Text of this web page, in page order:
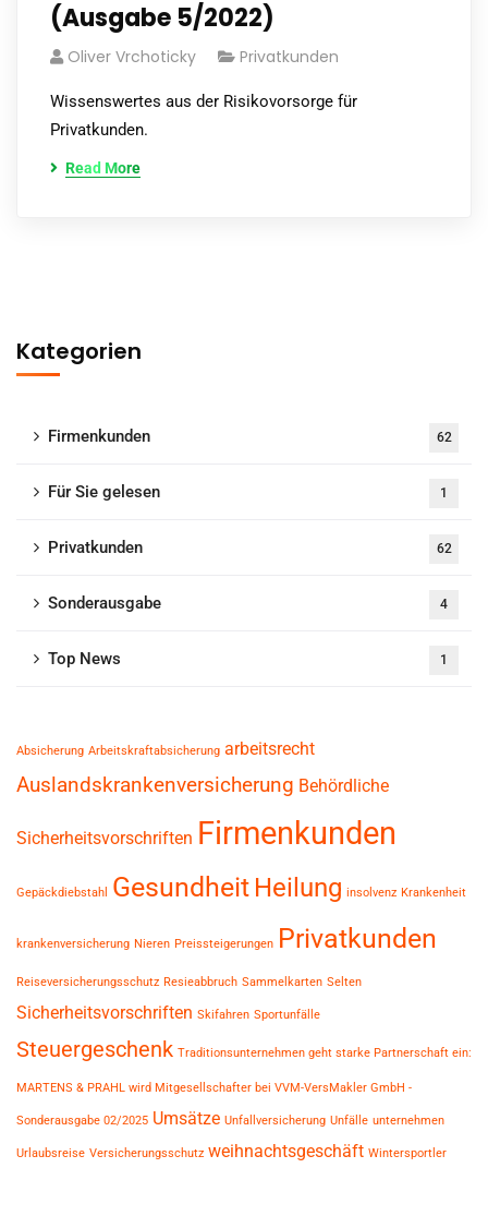
(Ausgabe 5/2022)
Oliver Vrchoticky Privatkunden
Wissenswertes aus der Risikovorsorge für
Privatkunden.
Read More
Kategorien
Firmenkunden 62
Für Sie gelesen 1
Privatkunden 62
Sonderausgabe 4
Top News 1
Absicherung Arbeitskraftabsicherung arbeitsrecht
Auslandskrankenversicherung Behördliche
Sicherheitsvorschriften Firmenkunden
Gepäckdiebstahl Gesundheit Heilung insolvenz Krankenheit
krankenversicherung Nieren Preissteigerungen Privatkunden
Reiseversicherungsschutz Resieabbruch Sammelkarten Selten
Sicherheitsvorschriften Skifahren Sportunfälle
Steuergeschenk Traditionsunternehmen geht starke Partnerschaft ein:
MARTENS & PRAHL wird Mitgesellschafter bei VVM-VersMakler GmbH -
Sonderausgabe 02/2025 Umsätze Unfallversicherung Unfälle unternehmen
Urlaubsreise Versicherungsschutz weihnachtsgeschäft Wintersportler